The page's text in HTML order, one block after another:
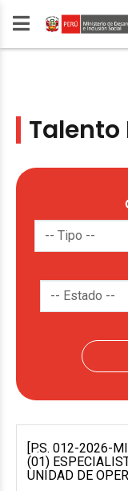
[P.S. 012-2026-
(01)
UNIDAD DE